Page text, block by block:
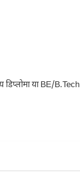
डिप्लोमा या BE/B.Tech